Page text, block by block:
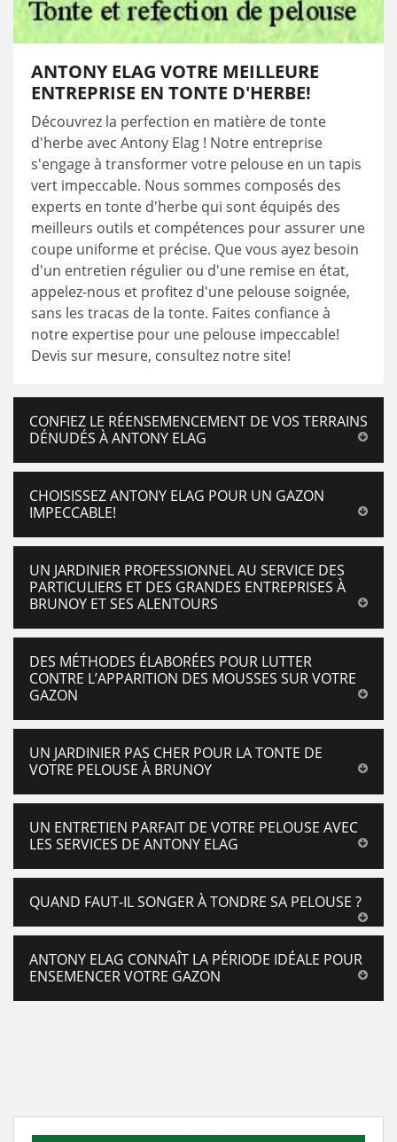
ANTONY ELAG VOTRE MEILLEURE
ENTREPRISE EN TONTE D'HERBE!
Découvrez la perfection en matière de tonte
d'herbe avec Antony Elag ! Notre entreprise
s'engage à transformer votre pelouse en un tapis
vert impeccable. Nous sommes composés des
experts en tonte d'herbe qui sont équipés des
meilleurs outils et compétences pour assurer une
coupe uniforme et précise. Que vous ayez besoin
d'un entretien régulier ou d'une remise en état,
appelez-nous et profitez d'une pelouse soignée,
sans les tracas de la tonte. Faites confiance à
notre expertise pour une pelouse impeccable!
Devis sur mesure, consultez notre site!
CONFIEZ LE RÉENSEMENCEMENT DE VOS TERRAINS
DÉNUDÉS À ANTONY ELAG
CHOISISSEZ ANTONY ELAG POUR UN GAZON
IMPECCABLE!
UN JARDINIER PROFESSIONNEL AU SERVICE DES
PARTICULIERS ET DES GRANDES ENTREPRISES À
BRUNOY ET SES ALENTOURS
DES MÉTHODES ÉLABORÉES POUR LUTTER
CONTRE L’APPARITION DES MOUSSES SUR VOTRE
GAZON
UN JARDINIER PAS CHER POUR LA TONTE DE
VOTRE PELOUSE À BRUNOY
UN ENTRETIEN PARFAIT DE VOTRE PELOUSE AVEC
LES SERVICES DE ANTONY ELAG
QUAND FAUT-IL SONGER À TONDRE SA PELOUSE ?
ANTONY ELAG CONNAÎT LA PÉRIODE IDÉALE POUR
ENSEMENCER VOTRE GAZON